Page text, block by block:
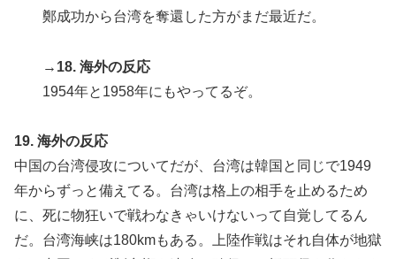
鄭成功から台湾を奪還した方がまだ最近だ。
→18. 海外の反応
1954年と1958年にもやってるぞ。
19. 海外の反応
中国の台湾侵攻についてだが、台湾は韓国と同じで1949
年からずっと備えてる。台湾は格上の相手を止めるため
に、死に物狂いで戦わなきゃいけないって自覚してるん
だ。台湾海峡は180kmもある。上陸作戦はそれ自体が地獄